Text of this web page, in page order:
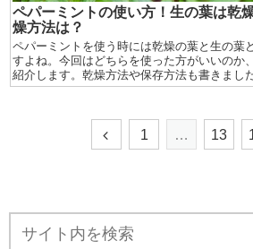
ペパーミントの使い方！生の葉は乾
燥方法は？
ペパーミントを使う時には乾燥の葉と生の葉
すよね。今回はどちらを使った方がいいのか
紹介します。乾燥方法や保存方法も書きまし
1 … 13